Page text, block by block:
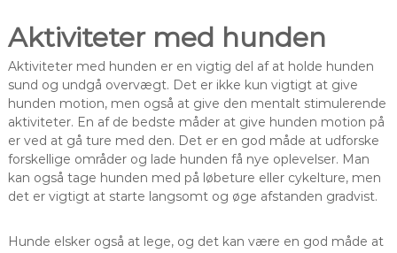
Aktiviteter med hunden
Aktiviteter med hunden er en vigtig del af at holde hunden
sund og undgå overvægt. Det er ikke kun vigtigt at give
hunden motion, men også at give den mentalt stimulerende
aktiviteter. En af de bedste måder at give hunden motion på
er ved at gå ture med den. Det er en god måde at udforske
forskellige områder og lade hunden få nye oplevelser. Man
kan også tage hunden med på løbeture eller cykelture, men
det er vigtigt at starte langsomt og øge afstanden gradvist.
Hunde elsker også at lege, og det kan være en god måde at